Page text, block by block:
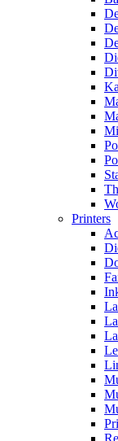
Printers